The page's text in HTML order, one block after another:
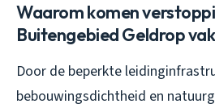
Waarom komen
Buitengebied Geldrop
Door de beperkte
bebouwingsdichtheid en